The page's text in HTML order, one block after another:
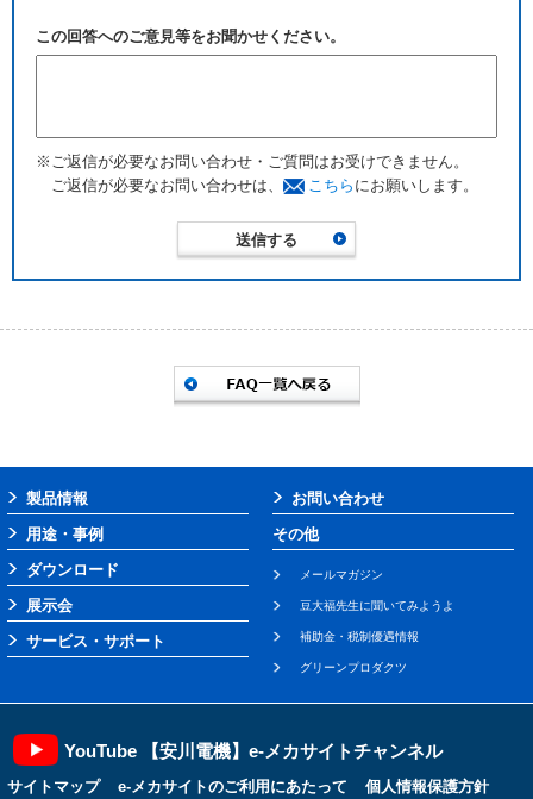
この回答へのご意見等をお聞かせください。
※ご返信が必要なお問い合わせ・ご質問はお受けできません。
ご返信が必要なお問い合わせは、
こちら にお願いします。
製品情報
用途・事例
ダウンロード
展示会
サービス・サポート
お問い合わせ
その他
メールマガジン
豆大福先生に聞いてみようよ
補助金・税制優遇情報
グリーンプロダクツ
YouTube 【安川電機】e-メカサイトチャンネル
サイトマップ e-メカサイトのご利用にあたって 個人情報保護方針